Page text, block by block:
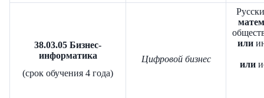
38.03.05 Бизнес-
информатика
(срок обучения 4 года)
Цифровой бизнес
или
или